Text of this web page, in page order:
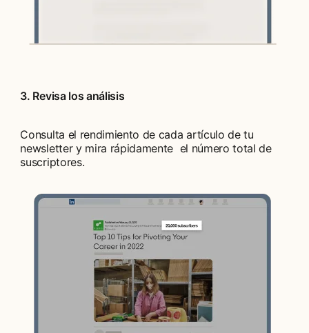
3. Revisa los análisis
Consulta el rendimiento de cada artículo de tu
newsletter y mira rápidamente el número total de
suscriptores.